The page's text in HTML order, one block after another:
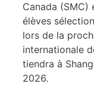
Canada (SMC)
élèves
lors de la
internationale
tiendra à
2026.